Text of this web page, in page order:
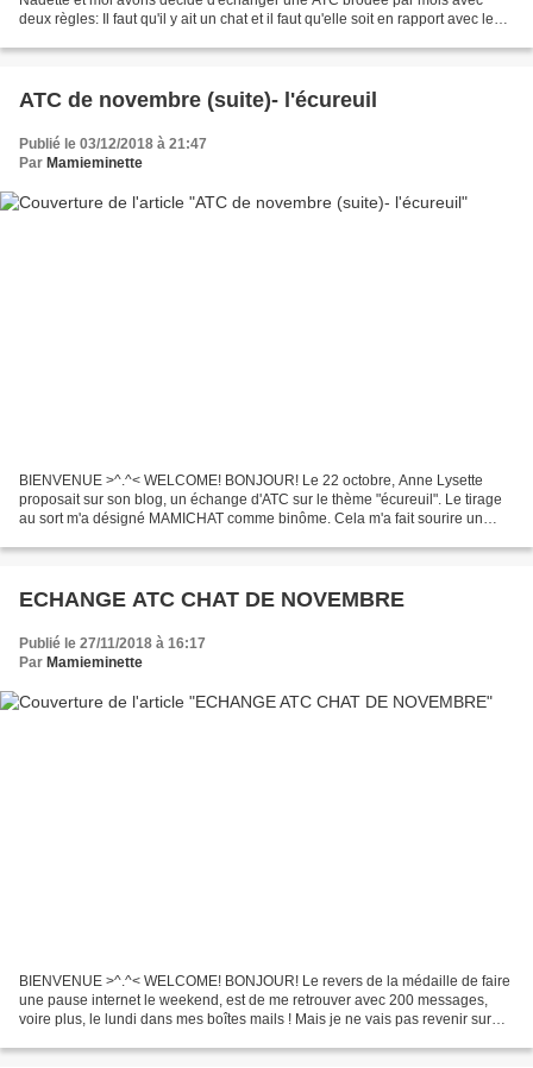
deux règles: Il faut qu'il y ait un chat et il faut qu'elle soit en rapport avec le
ATC de novembre (suite)- l'écureuil
Publié le 03/12/2018 à 21:47
Par Mamieminette
BIENVENUE >^.^< WELCOME! BONJOUR! Le 22 octobre, Anne Lysette
proposait sur son blog, un échange d'ATC sur le thème "écureuil". Le tirage
au sort m'a désigné MAMICHAT comme binôme. Cela m'a fait sourire un
ECHANGE ATC CHAT DE NOVEMBRE
Publié le 27/11/2018 à 16:17
Par Mamieminette
BIENVENUE >^.^< WELCOME! BONJOUR! Le revers de la médaille de faire
une pause internet le weekend, est de me retrouver avec 200 messages,
voire plus, le lundi dans mes boîtes mails ! Mais je ne vais pas revenir sur